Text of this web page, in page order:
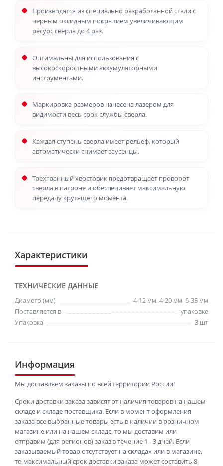
Производятся из специально разработанной стали с
черным оксидным покрытием увеличивающим
ресурс сверла до 4 раз.
Оптимальны для использования с
высокоскоростными аккумуляторными
инструментами.
Маркировка размеров нанесена лазером для
видимости весь срок службы сверла.
Каждая ступень сверла имеет рельеф, который
автоматически снимает заусенцы.
Трехгранный хвостовик предотвращает проворот
сверла в патроне и обеспечивает максимальную
передачу крутящего момента.
Характеристики
ТЕХНИЧЕСКИЕ ДАННЫЕ
Диаметр (мм)
4-12 мм. 4-20 мм. 6-35 мм
Поставляется в
упаковке
Упаковка
3 шт
Информация
Мы доставляем заказы по всей территории России!
Сроки доставки заказа зависят от наличия товаров на нашем
складе и складе поставщика. Если в момент оформления
заказа все выбранные товары есть в наличии в розничном
магазине или на нашем складе, то мы доставим или
отправим (для регионов) заказ в течение 1 - 3 дней. Если
заказываемый товар отсутствует на складах или в магазине,
то максимальный срок доставки заказа может составить 8